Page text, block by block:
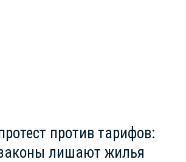
против тарифов:
лишают жилья